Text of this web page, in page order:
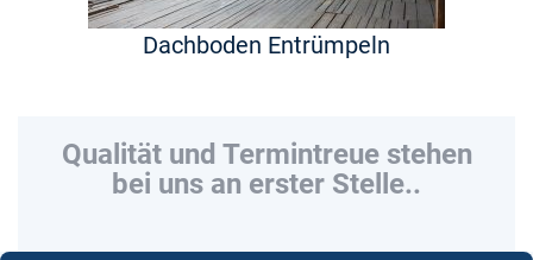
Dachboden Entrümpeln
Qualität und Termintreue stehen
bei uns an erster Stelle..